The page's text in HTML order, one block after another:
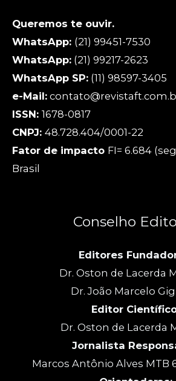
Queremos te ouvir.
WhatsApp: (21) 99451-7530
WhatsApp: (21) 99217-2623
WhatsApp SP: (11) 98597-3405
e-Mail:
ISSN: 1678-0817
CNPJ: 48.728.404/0001-22
Fator de impacto FI= 6.684
Brasil
Conselho
Editores
Dr. Oston de Lacerda
Dr. João Marcelo
Editor
Dr. Oston de Lacerda
Jornalista
Marcos Antônio Alves MTB